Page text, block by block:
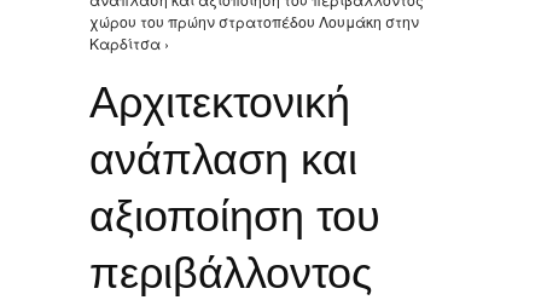
χώρου του πρώην στρατοπέδου Λουμάκη στην
Καρδίτσα ›
Αρχιτεκτονική
ανάπλαση και
αξιοποίηση του
περιβάλλοντος